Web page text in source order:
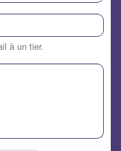
à un tier.